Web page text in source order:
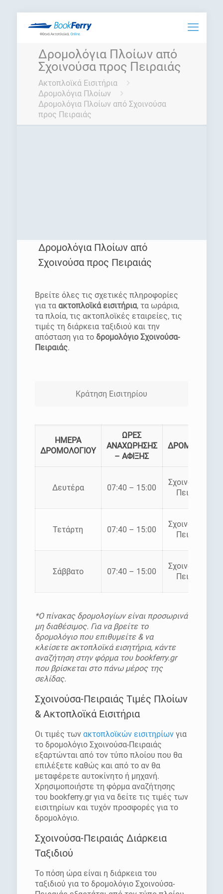
Δρομολόγια Πλοίων από
Σχοινούσα προς Πειραιάς
Ακτοπλοϊκά Εισιτήρια
Δρομολόγια Πλοίων
Δρομολόγια Πλοίων από Σχοινούσα
προς Πειραιάς
Δρομολόγια Πλοίων από
Σχοινούσα προς Πειραιάς
Βρείτε όλες τις σχετικές πληροφορίες
για τα ακτοπλοϊκά εισιτήρια, τα ωράρια,
τα πλοία, τις ακτοπλοϊκές εταιρείες, τις
τιμές τη διάρκεια ταξιδιού και την
απόσταση για τοδρομολόγιο Σχοινούσα-
Πειραιάς.
Κράτηση Εισιτηρίου
ΗΜΕΡΑ
ΔΡΟΜΟΛΟΓΙΟΥ
ΩΡΕΣ
ΑΝΑΧΩΡΗΣΗΣ
– ΑΦΙΞΗΣ
ΔΡΟΜΟΛΟΓΙΑ
Δευτέρα 07:40 – 15:00
Σχοινούσσα –
Πειραιάς
Τετάρτη 07:40 – 15:00
Σχοινούσσα –
Πειραιάς
Σάββατο 07:40 – 15:00
Σχοινούσσα –
Πειραιάς
*Ο πίνακας δρομολογίων είναι προσωρινά
μη διαθέσιμος. Για να βρείτε το
δρομολόγιο που επιθυμείτε & να
κλείσετε ακτοπλοϊκά εισητήρια, κάντε
αναζήτηση στην φόρμα του bookferry.gr
που βρίσκεται στο πάνω μέρος της
σελίδας.
Σχοινούσα-Πειραιάς Τιμές Πλοίων
& Ακτοπλοϊκά Εισιτήρια
Οι τιμές των ακτοπλοϊκών εισιτηρίωνγια
το δρομολόγιο Σχοινούσα-Πειραιάς
εξαρτώνται από τον τύπο πλοίου που θα
επιλέξετε καθώς και από το αν θα
μεταφέρετε αυτοκίνητο ή μηχανή.
Χρησιμοποιήστε τη φόρμα αναζήτησης
του bookferry.gr για να δείτε τις τιμές των
εισιτηρίων και τυχόν προσφορές για το
δρομολόγιο.
Σχοινούσα-Πειραιάς Διάρκεια
Ταξιδιού
Το πόση ώρα είναι η διάρκεια του
ταξιδιού για το δρομολόγιο Σχοινούσα-